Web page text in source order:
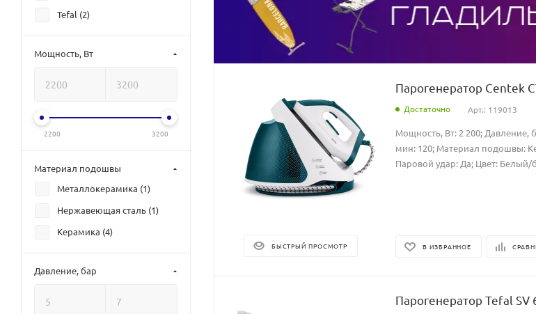
БЫСТРЫЙ ПРОСМОТР
Парогенератор Centek
Достаточно Арт.: 119013
Мощность, Вт: 2 200; Давление,
мин: 120; Материал подошвы:
Паровой удар: Да; Цвет:
В ИЗБРАННОЕ
Парогенератор Tefal SV
Tefal (2)
Мощность, Вт
2200 3200
Материал подошвы
Металлокерамика (1)
Нержавеющая сталь (1)
Керамика (4)
Давление, бар